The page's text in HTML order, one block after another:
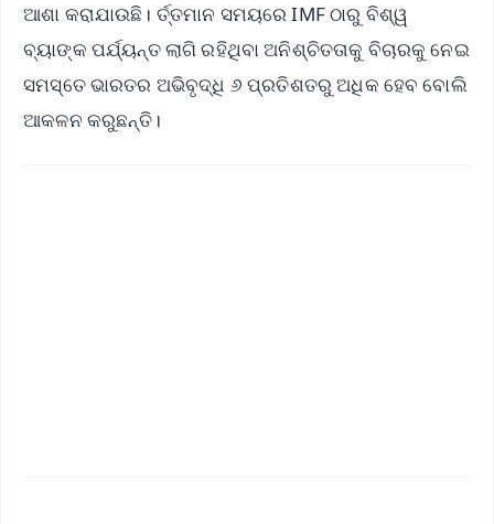
ଆଶା କରାଯାଉଛି। ର୍ତ୍ତମାନ ସମୟରେ IMF ଠାରୁ ବିଶ୍ୱ
ବ୍ୟାଙ୍କ ପର୍ଯ୍ୟନ୍ତ ଲାଗି ରହିଥିବା ଅନିଶ୍ଚିତତାକୁ ବିଚାରକୁ ନେଇ
ସମସ୍ତେ ଭାରତର ଅଭିବୃଦ୍ଧି ୬ ପ୍ରତିଶତରୁ ଅଧିକ ହେବ ବୋଲି
ଆକଳନ କରୁଛନ୍ତି।